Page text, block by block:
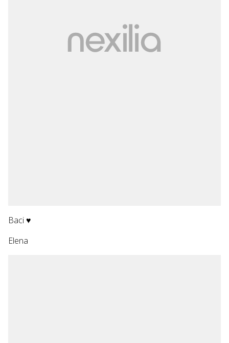
Baci ♥
Elena